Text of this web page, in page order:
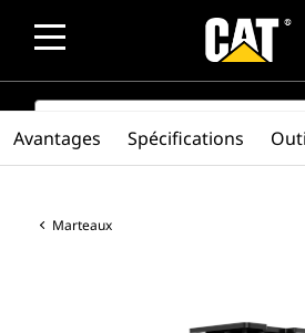
SEARCH
Marteaux
Avantages Spécifications